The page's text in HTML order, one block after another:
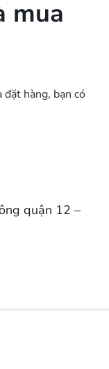
mua
hàng, bạn có
quận 12 –